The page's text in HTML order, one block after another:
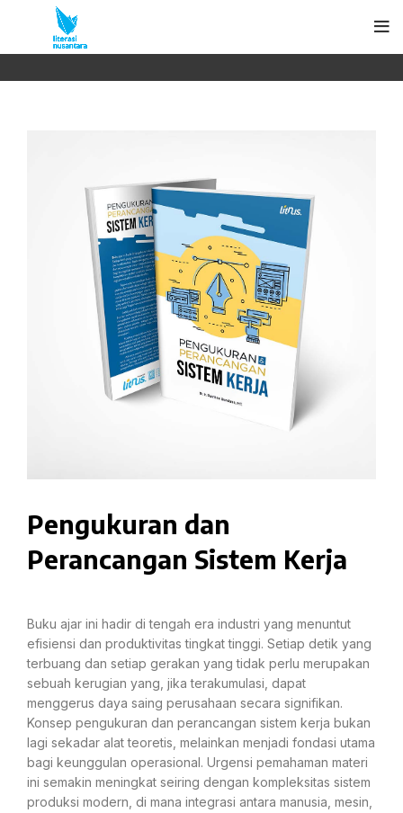
Pengukuran dan
Perancangan Sistem Kerja
Buku ajar ini hadir di tengah era industri yang menuntut
efisiensi dan produktivitas tingkat tinggi. Setiap detik yang
terbuang dan setiap gerakan yang tidak perlu merupakan
sebuah kerugian yang, jika terakumulasi, dapat
menggerus daya saing perusahaan secara signifikan.
Konsep pengukuran dan perancangan sistem kerja bukan
lagi sekadar alat teoretis, melainkan menjadi fondasi utama
bagi keunggulan operasional. Urgensi pemahaman materi
ini semakin meningkat seiring dengan kompleksitas sistem
produksi modern, di mana integrasi antara manusia, mesin,